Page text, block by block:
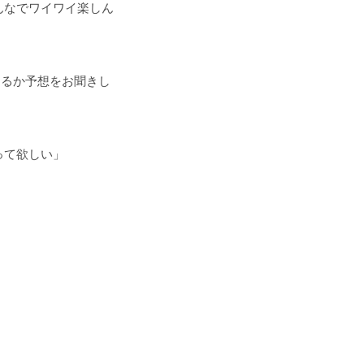
でワイワイ楽しん
か予想をお聞きし
欲しい」